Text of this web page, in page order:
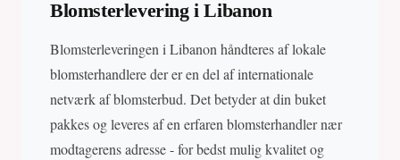
Blomsterlevering i Libanon
Blomsterleveringen i Libanon håndteres af lokale
blomsterhandlere der er en del af internationale
netværk af blomsterbud. Det betyder at din buket
pakkes og leveres af en erfaren blomsterhandler nær
modtagerens adresse - for bedst mulig kvalitet og